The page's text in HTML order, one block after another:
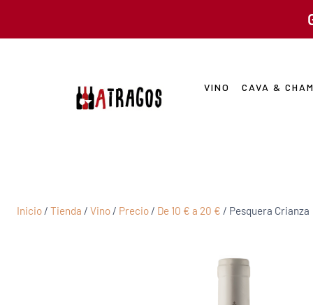
VINO CAVA &
Inicio / Tienda / Vino / Precio / De 10 € a 20 € / Pesquera Crianza